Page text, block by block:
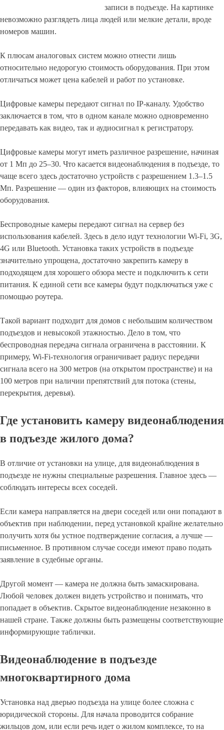
записи в подъезде. На картинке
невозможно разглядеть лица людей или мелкие детали, вроде
номеров машин.
К плюсам аналоговых систем можно отнести лишь
относительно недорогую стоимость оборудования. При этом
отличаться может цена кабелей и работ по установке.
Цифровые камеры передают сигнал по IP-каналу. Удобство
заключается в том, что в одном канале можно одновременно
передавать как видео, так и аудиосигнал к регистратору.
Цифровые камеры могут иметь различное разрешение, начиная
от 1 Мп до 25–30. Что касается видеонаблюдения в подъезде, то
чаще всего здесь достаточно устройств с разрешением 1.3–1.5
Мп. Разрешение — один из факторов, влияющих на стоимость
оборудования.
Беспроводные камеры передают сигнал на сервер без
использования кабелей. Здесь в дело идут технологии Wi-Fi, 3G,
4G или Bluetooth. Установка таких устройств в подъезде
значительно упрощена, достаточно закрепить камеру в
подходящем для хорошего обзора месте и подключить к сети
питания. К единой сети все камеры будут подключаться уже с
помощью роутера.
Такой вариант подходит для домов с небольшим количеством
подъездов и невысокой этажностью. Дело в том, что
беспроводная передача сигнала ограничена в расстоянии. К
примеру, Wi-Fi-технология ограничивает радиус передачи
сигнала всего на 300 метров (на открытом пространстве) и на
100 метров при наличии препятствий для потока (стены,
перекрытия, деревья).
Где установить камеру видеонаблюдения
в подъезде жилого дома?
В отличие от установки на улице, для видеонаблюдения в
подъезде не нужны специальные разрешения. Главное здесь —
соблюдать интересы всех соседей.
Если камера направляется на двери соседей или они попадают в
объектив при наблюдении, перед установкой крайне желательно
получить хотя бы устное подтверждение согласия, а лучше —
письменное. В противном случае соседи имеют право подать
заявление в судебные органы.
Другой момент — камера не должна быть замаскирована.
Любой человек должен видеть устройство и понимать, что
попадает в объектив. Скрытое видеонаблюдение незаконно в
нашей стране. Также должны быть размещены соответствующие
информирующие таблички.
Видеонаблюдение в подъезде
многоквартирного дома
Установка над дверью подъезда на улице более сложна с
юридической стороны. Для начала проводится собрание
жильцов дом, или если речь идет о жилом комплексе, то на